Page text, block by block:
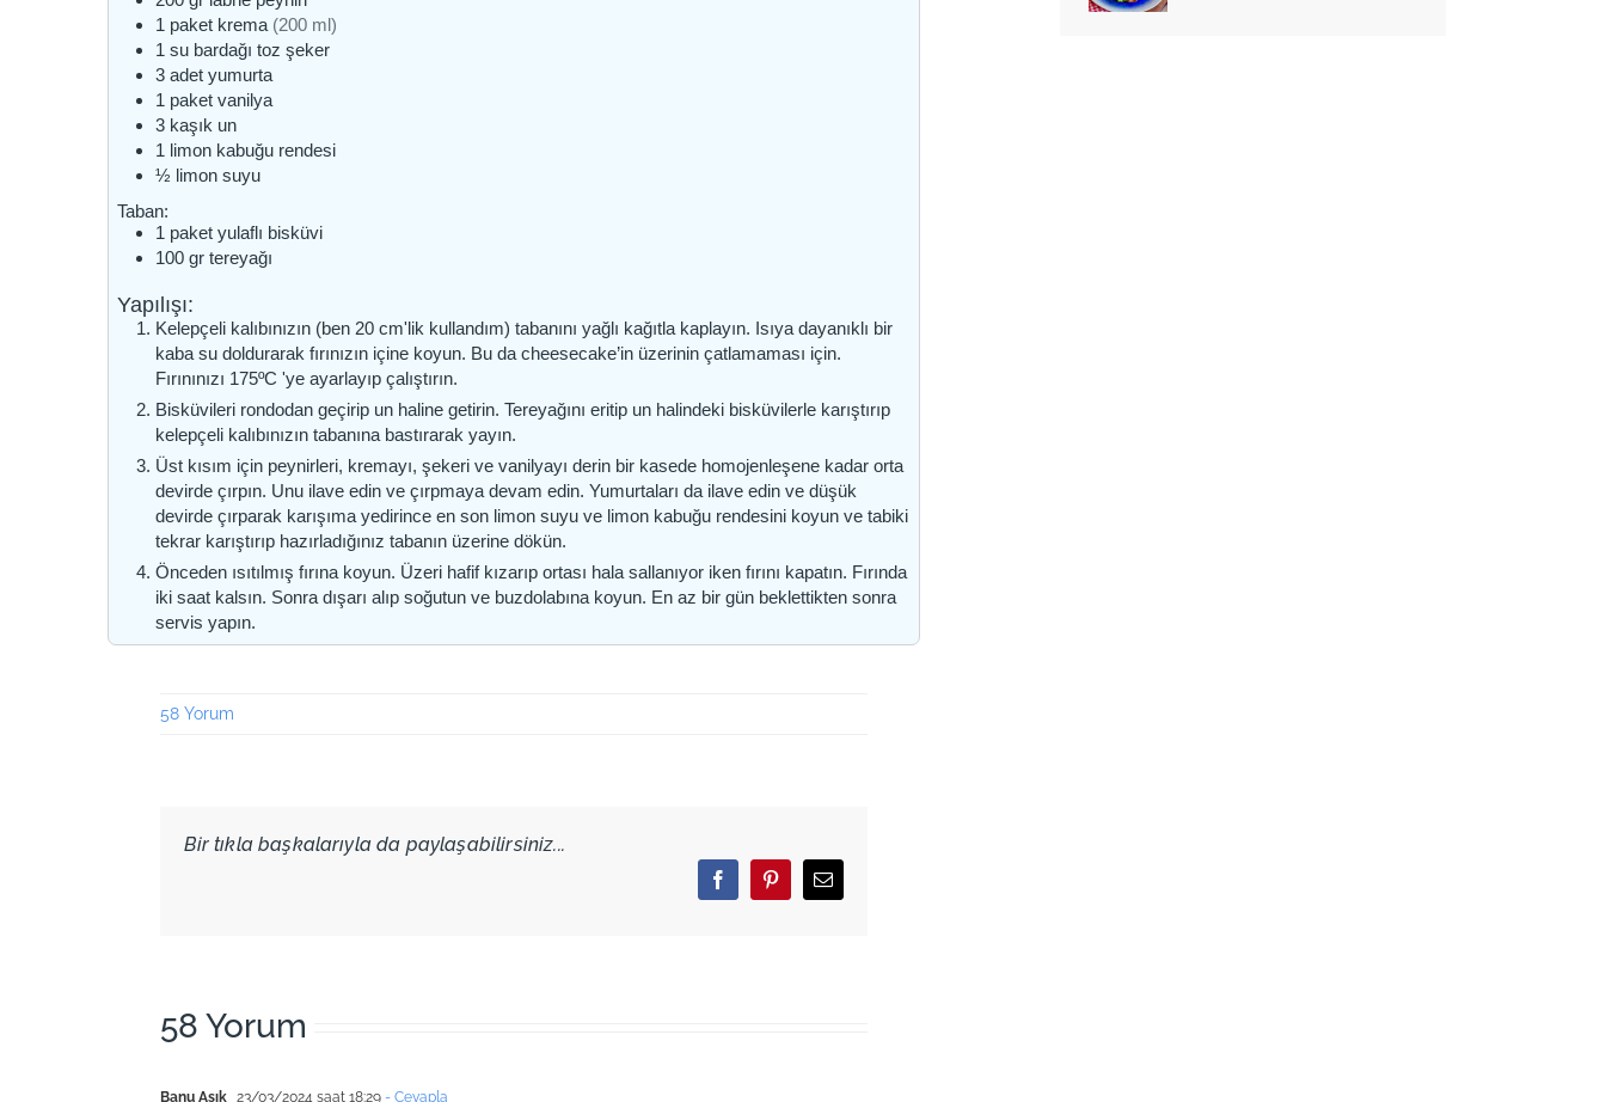
1 paket krema (200 ml)
1 su bardağı toz şeker
3 adet yumurta
1 paket vanilya
3 kaşık un
1 limon kabuğu rendesi
½ limon suyu
Taban:
1 paket yulaflı bisküvi
100 gr tereyağı
Yapılışı:
Kelepçeli kalıbınızın (ben 20 cm'lik kullandım) tabanını yağlı kağıtla kaplayın. Isıya dayanıklı bir
kaba su doldurarak fırınızın içine koyun. Bu da cheesecake’in üzerinin çatlamaması için.
Fırınınızı 175ºC 'ye ayarlayıp çalıştırın.
Bisküvileri rondodan geçirip un haline getirin. Tereyağını eritip un halindeki bisküvilerle karıştırıp
kelepçeli kalıbınızın tabanına bastırarak yayın.
Üst kısım için peynirleri, kremayı, şekeri ve vanilyayı derin bir kasede homojenleşene kadar orta
devirde çırpın. Unu ilave edin ve çırpmaya devam edin. Yumurtaları da ilave edin ve düşük
devirde çırparak karışıma yedirince en son limon suyu ve limon kabuğu rendesini koyun ve tabiki
tekrar karıştırıp hazırladığınız tabanın üzerine dökün.
Önceden ısıtılmış fırına koyun. Üzeri hafif kızarıp ortası hala sallanıyor iken fırını kapatın. Fırında
iki saat kalsın. Sonra dışarı alıp soğutun ve buzdolabına koyun. En az bir gün beklettikten sonra
servis yapın.
58 Yorum
Bir tıkla başkalarıyla da paylaşabilirsiniz...
FacebookPinterestEmail
58 Yorum
Banu Aşık 23/03/2024 saat 18:29 - Cevapla